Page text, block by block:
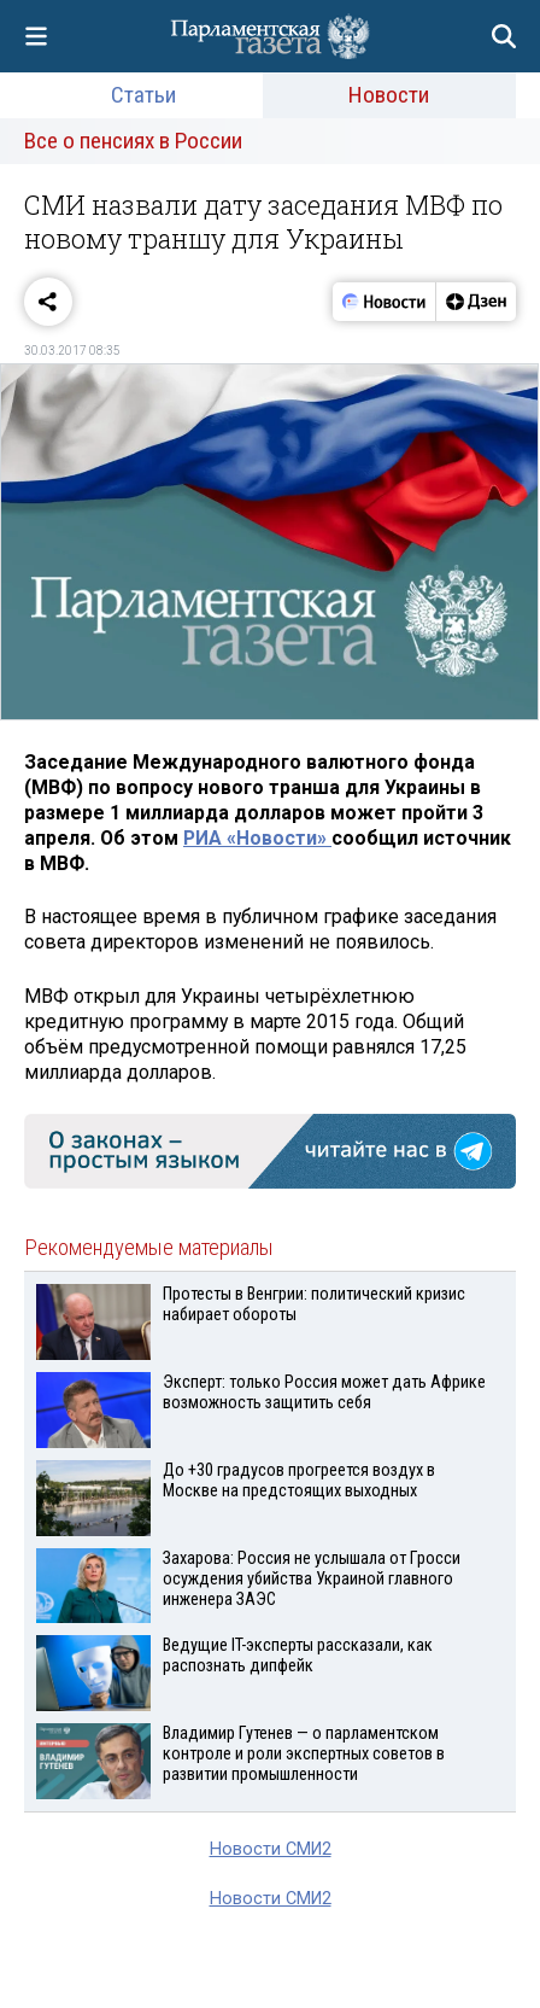
Статьи
Новости
Все о пенсиях в России
СМИ назвали дату заседания МВФ по
новому траншу для Украины
30.03.2017 08:35
Заседание Международного валютного фонда
(МВФ) по вопросу нового транша для Украины в
размере 1 миллиарда долларов может пройти 3
апреля. Об этом РИА «Новости» сообщил источник
в МВФ.
В настоящее время в публичном графике заседания
совета директоров изменений не появилось.
МВФ открыл для Украины четырёхлетнюю
кредитную программу в марте 2015 года. Общий
объём предусмотренной помощи равнялся 17,25
миллиарда долларов.
Рекомендуемые материалы
Протесты в Венгрии: политический кризис
набирает обороты
Эксперт: только Россия может дать Африке
возможность защитить себя
До +30 градусов прогреется воздух в
Москве на предстоящих выходных
Захарова: Россия не услышала от Гросси
осуждения убийства Украиной главного
инженера ЗАЭС
Ведущие IT-эксперты рассказали, как
распознать дипфейк
Владимир Гутенев — о парламентском
контроле и роли экспертных советов в
развитии промышленности
Новости СМИ2
Новости СМИ2